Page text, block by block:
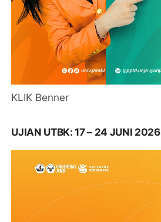
KLIK Benner
UJIAN UTBK: 17 – 24 JUNI 2026